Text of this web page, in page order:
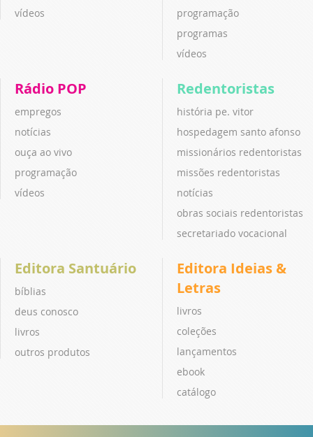
vídeos
programação
programas
vídeos
Rádio POP
empregos
notícias
ouça ao vivo
programação
vídeos
Redentoristas
história pe. vitor
hospedagem santo afonso
missionários redentoristas
missões redentoristas
notícias
obras sociais redentoristas
secretariado vocacional
Editora Santuário
bíblias
deus conosco
livros
outros produtos
Editora Ideias &
Letras
livros
coleções
lançamentos
ebook
catálogo